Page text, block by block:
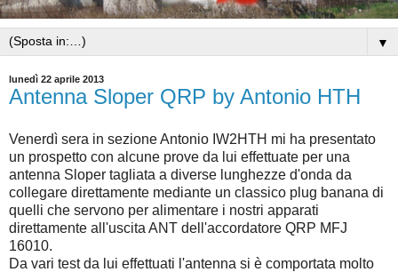
▼
lunedì 22 aprile 2013
Antenna Sloper QRP by Antonio HTH
Venerdì sera in sezione Antonio IW2HTH mi ha presentato
un prospetto con alcune prove da lui effettuate per una
antenna Sloper tagliata a diverse lunghezze d'onda da
collegare direttamente mediante un classico plug banana di
quelli che servono per alimentare i nostri apparati
direttamente all'uscita ANT dell'accordatore QRP MFJ
16010.
Da vari test da lui effettuati l'antenna si è comportata molto